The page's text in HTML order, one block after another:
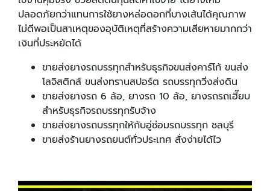
ปลอดภัยกว่าแทนการใช้ยางหล่อดอกที่บางเส้นได้คุณภาพ
ไม่ดีพอเป็นสาเหตุของอุบัติเหตุที่สร้างความเสียหายมากกว่า
เงินที่ประหยัดได้
ขายส่งยางรถบรรทุกสำหรับธุรกิจขนส่งคาร์โก้ ขนส่ง
โลจิสติกส์ ขนส่งทรานสปอร์ต รถบรรทุกวิ่งส่งดิน
ขายส่งยางรถ 6 ล้อ, ยางรถ 10 ล้อ, ยางรถรถเฮี๊ยบ
สำหรับธุรกิจรถบรรทุกรับจ้าง
ขายส่งยางรถบรรทุกให้กับอู่ซ่อมรถบรรทุก ชลบุรี
ขายส่งร้านยางรถยนต์ทั่วประเทศ สั่งง่ายได้ไว